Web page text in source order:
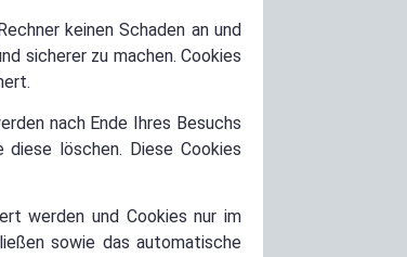
keinen Schaden an und
sicherer zu machen. Cookies
nach Ende Ihres Besuchs
löschen. Diese Cookies
werden und Cookies nur im
sowie das automatische